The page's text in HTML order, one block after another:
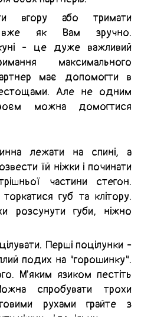
вгору або тримати
вже як Вам зручно.
- це дуже важливий
максимального
має допомогти в
Але не одним
можна домогтися
лежати на спині, а
їй ніжки і починати
частини стегон.
губ та клітору.
розсунути губи, ніжно
Перші поцілунки -
подих на "горошинку".
М'яким язиком пестіть
спробувати трохи
рухами грайте з